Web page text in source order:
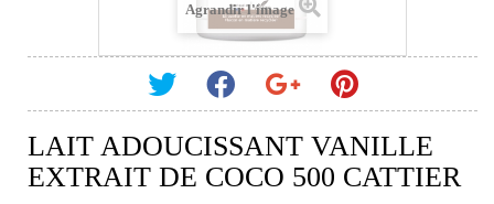
Agrandir l'image
LAIT ADOUCISSANT VANILLE
EXTRAIT DE COCO 500 CATTIER